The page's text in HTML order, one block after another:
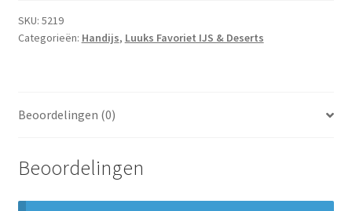
SKU: 5219
Categorieën: Handijs, Luuks Favoriet IJS & Deserts
Beoordelingen (0)
Beoordelingen